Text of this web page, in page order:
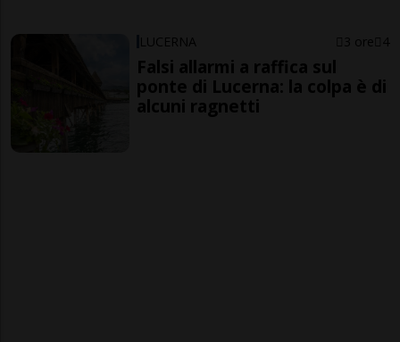
LUCERNA 3 ore 4
Falsi allarmi a raffica sul
ponte di Lucerna: la colpa è di
alcuni ragnetti